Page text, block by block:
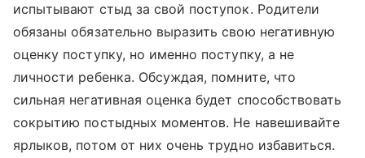
испытывают стыд за свой поступок. Родители
обязаны обязательно выразить свою негативную
оценку поступку, но именно поступку, а не
личности ребенка. Обсуждая, помните, что
сильная негативная оценка будет способствовать
сокрытию постыдных моментов. Не навешивайте
ярлыков, потом от них очень трудно избавиться.